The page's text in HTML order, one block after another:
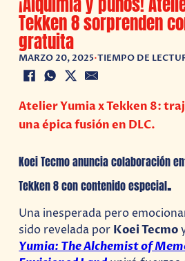
Tekken 8 sorprenden
gratuita
MARZO 20, 2025•TIEMPO DE
Atelier Yumia x Tekken 8:
una épica fusión en DLC.
Koei Tecmo anuncia colaboración
Tekken 8 con contenido especial.
Una inesperada pero
sido revelada por Koei Tecmo
Yumia: The Alchemist of